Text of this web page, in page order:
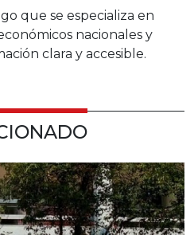
que se especializa en
nacionales y
clara y accesible.